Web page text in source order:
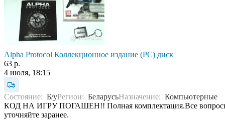
Alpha Protocol Коллекционное издание (PC) диск
63 р.
4 июля, 18:15
Состояние: Б/уРегион: БеларусьНазначение: Компьютерные
КОД НА ИГРУ ПОГАШЕН!! Полная комплектация.Все
уточняйте заранее.